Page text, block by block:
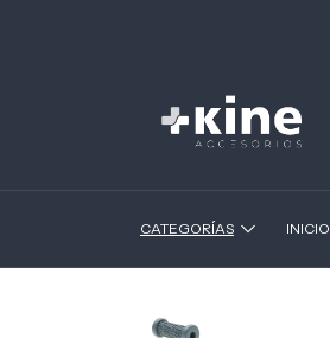
CATEGORÍAS INICIO